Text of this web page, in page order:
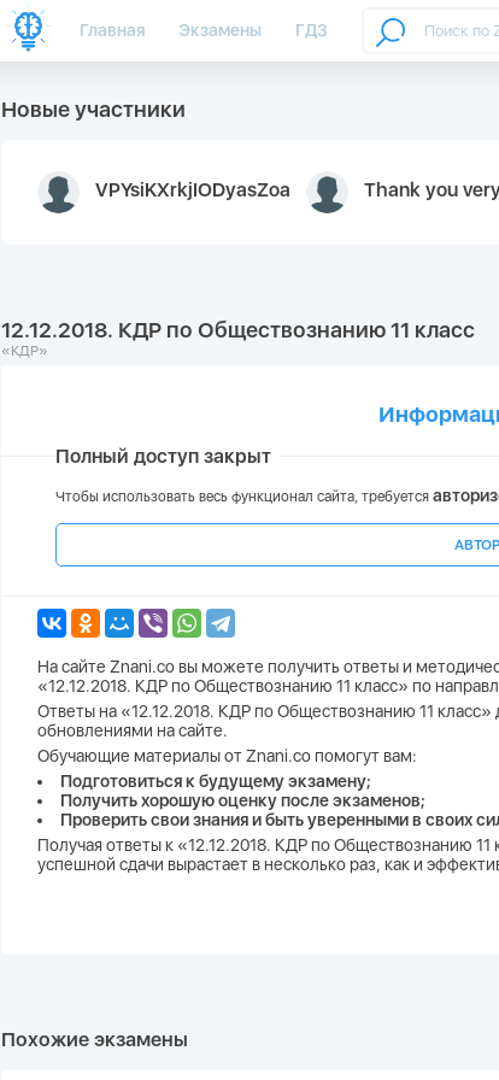
Главная Экзамены ГДЗ
Новые участники
VPYsiKXrkjIODyasZoa Thank you very much for your inquiry We appreciate you 9126052
12.12.2018. КДР по Обществознанию 11 класс
«КДР»
Полный доступ закрыт
Чтобы использовать весь функционал сайта, требуется
На сайте Znani.co вы можете получить ответы и
«12.12.2018. КДР по Обществознанию 11 класс» по
Ответы на «12.12.2018. КДР по Обществознанию 11 класс»
обновлениями на сайте.
Обучающие материалы от Znani.co помогут вам:
Подготовиться к будущему экзамену;
Получить хорошую оценку после экзаменов;
Проверить свои знания и быть уверенными в своих
Получая ответы к «12.12.2018. КДР по Обществознанию
успешной сдачи вырастает в несколько раз, как и
Похожие экзамены